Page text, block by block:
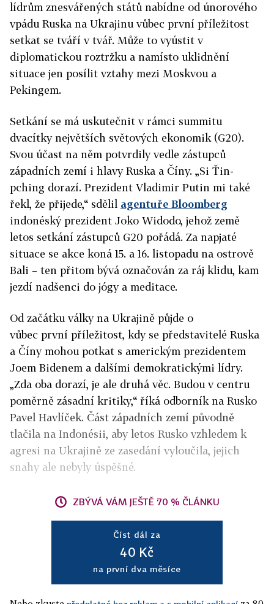
lídrům znesvářených států nabídne od únorového
vpádu Ruska na Ukrajinu vůbec první příležitost
setkat se tváří v tvář. Může to vyústit v
diplomatickou roztržku a namísto uklidnění
situace jen posílit vztahy mezi Moskvou a
Pekingem.
Setkání se má uskutečnit v rámci summitu
dvacítky největších světových ekonomik (G20).
Svou účast na něm potvrdily vedle zástupců
západních zemí i hlavy Ruska a Číny. „Si Ťin-
pching dorazí. Prezident Vladimir Putin mi také
řekl, že přijede,“ sdělil agentuře Bloomberg
indonéský prezident Joko Widodo, jehož země
letos setkání zástupců G20 pořádá. Za napjaté
situace se akce koná 15. a 16. listopadu na ostrově
Bali – ten přitom bývá označován za ráj klidu, kam
jezdí nadšenci do jógy a meditace.
Od začátku války na Ukrajině půjde o
vůbec první příležitost, kdy se představitelé Ruska
a Číny mohou potkat s americkým prezidentem
Joem Bidenem a dalšími demokratickými lídry.
„Zda oba dorazí, je ale druhá věc. Budou v centru
poměrně zásadní kritiky,“ říká odborník na Rusko
Pavel Havlíček. Část západních zemí původně
tlačila na Indonésii, aby letos Rusko vzhledem k
agresi na Ukrajině ze zasedání vyloučila, jejich
snahy ale nebyly úspěšné.
ZBÝVÁ VÁM JEŠTĚ 70 % ČLÁNKU
Číst dál za
40 Kč
na první dva měsíce